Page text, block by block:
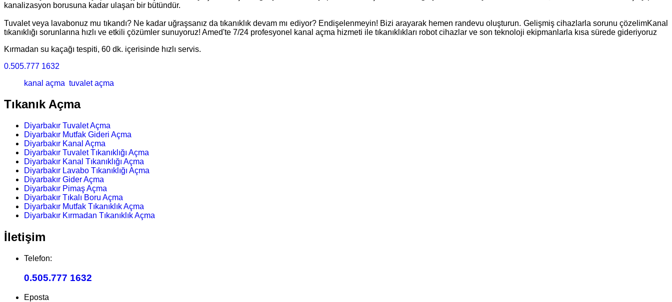
kanalizasyon borusuna kadar ulaşan bir bütündür.
Tuvalet veya lavabonuz mu tıkandı? Ne kadar uğraşsanız da tıkanıklık devam mı ediyor? Endişelenmeyin! Bizi arayarak hemen randevu oluşturun. Gelişmiş cihazlarla sorunu çözelimKanal
tıkanıklığı sorunlarına hızlı ve etkili çözümler sunuyoruz! Amed'te 7/24 profesyonel kanal açma hizmeti ile tıkanıklıkları robot cihazlar ve son teknoloji ekipmanlarla kısa sürede gideriyoruz
Kırmadan su kaçağı tespiti, 60 dk. içerisinde hızlı servis.
0.505.777 1632
kanal açma tuvalet açma
Tıkanık Açma
Diyarbakır Tuvalet Açma
Diyarbakır Mutfak Gideri Açma
Diyarbakır Kanal Açma
Diyarbakır Tuvalet Tıkanıklığı Açma
Diyarbakır Kanal Tıkanıklığı Açma
Diyarbakır Lavabo Tıkanıklığı Açma
Diyarbakır Gider Açma
Diyarbakır Pimaş Açma
Diyarbakır Tıkalı Boru Açma
Diyarbakır Mutfak Tıkanıklık Açma
Diyarbakır Kırmadan Tıkanıklık Açma
İletişim
Telefon:
0.505.777 1632
Eposta